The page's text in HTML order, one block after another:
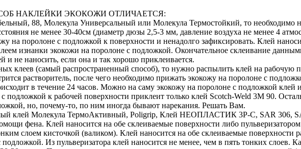
НАКЛЕЙКИ ЭКОКОЖИ ОТЛИЧАЕТСЯ:
88, Молекула Универсальный или Молекула Термостойкий, то необходимо
не менее 30-40см (диаметр дюзы 2,5-3 мм, давление воздуха не менее 4
на поролоне с подложкой к поверхности и ненадолго зафиксировать. Клей
изнанки экокожи на поролоне с подложкой. Окончательное склеивание
и не наносить, если она и так хорошо приклеивается.
клеев (самый распространенный способ), то нужно распылить клей на рабочую
растворитель, после чего необходимо прижать экокожу на поролоне с
в течение 24 часов. Можно на саму экокожу на поролоне с подложкой
подложкой к рабочей поверхности приклеит только клей Scotch-Weld 3M 90.
но, почему-то, по ним иногда бывают нарекания. Решать Вам.
клей Молекула ТермоАктивный, Poligrip, Клей НЕОПЛАСТИК 3P-C, SAR 306,
фена. Клей наносится на обе склеиваемые поверхности либо
слоем кисточкой (валиком). Клей наносится на обе склеиваемые
Из пульверизатора клей наносится не менее, чем в пять тонких